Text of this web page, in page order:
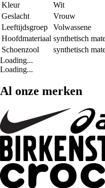
Kleur
Wit
Geslacht
Vrouw
Leeftijdsgroep
Volwassene
Hoofdmateriaal synthetisch
Schoenzool
synthetisch
Loading...
Loading...
Al onze merken